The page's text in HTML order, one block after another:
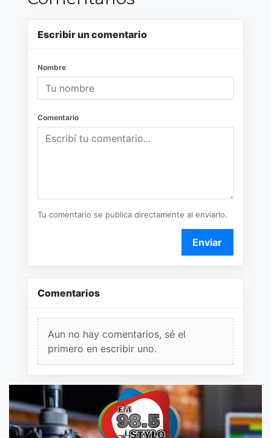
Escribir un comentario
Nombre
Comentario
Tu comentario se publica directamente al enviarlo.
Enviar
Comentarios
Aun no hay comentarios, sé el
primero en escribir uno.